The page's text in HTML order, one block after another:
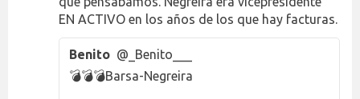
EN ACTIVO en los años de los que hay facturas.
Benito @_Benito___
💣💣💣Barsa-Negreira